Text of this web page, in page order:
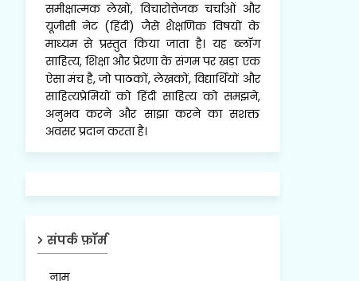
समीक्षात्मक लेखों, विचारोत्तेजक चर्चाओं और
यूजीसी नेट (हिंदी) जैसे शैक्षणिक विषयों के
माध्यम से प्रस्तुत किया जाता है। यह ब्लॉग
साहित्य, शिक्षा और प्रेरणा के संगम पर खड़ा एक
ऐसा मंच है, जो पाठकों, लेखकों, विद्यार्थियों और
साहित्यप्रेमियों को हिंदी साहित्य को समझने,
अनुभव करने और साझा करने का सशक्त
अवसर प्रदान करता है।
संपर्क फ़ॉर्म
नाम